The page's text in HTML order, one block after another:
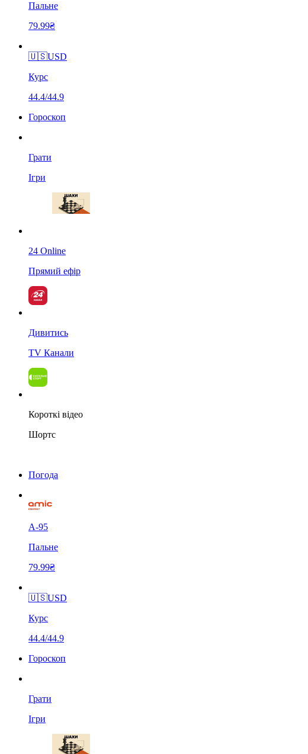
Пальне
79.99₴
🇺🇸USD
Курс
44.4/44.9
Гороскоп
Грати
Ігри
24 Online
Прямий ефір
Дивитись
TV Канали
Короткі відео
Шортс
Погода
А-95
Пальне
79.99₴
🇺🇸USD
Курс
44.4/44.9
Гороскоп
Грати
Ігри